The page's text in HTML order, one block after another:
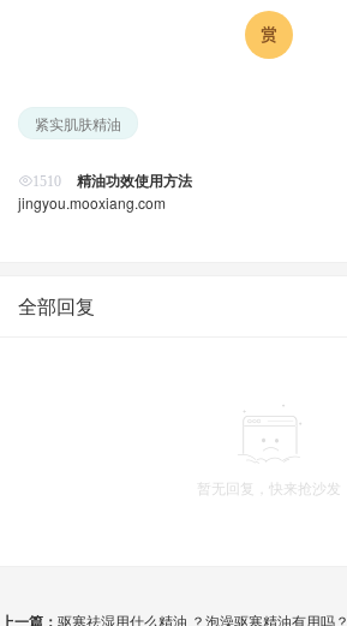
紧实肌肤精油
1510 精油功效使用方法
jingyou.mooxiang.com
全部回复
暂无回复，快来抢沙发
驱寒祛湿用什么精油 ？泡澡驱寒精油有用吗？